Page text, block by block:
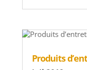
Produits